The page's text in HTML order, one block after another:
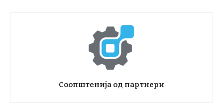
Соопштенија од партнери